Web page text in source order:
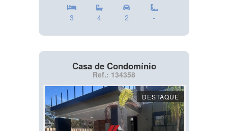
3 4 2 -
Casa de Condomínio
Ref.: 134358
DESTAQUE